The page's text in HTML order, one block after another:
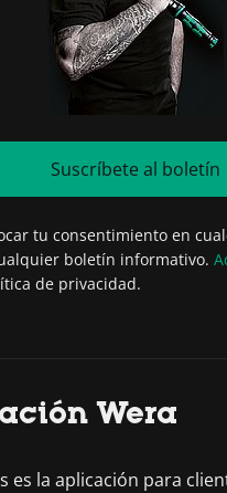
Suscríbete al boletín
tu consentimiento en
boletín informativo.
de privacidad.
Wera
es la aplicación para